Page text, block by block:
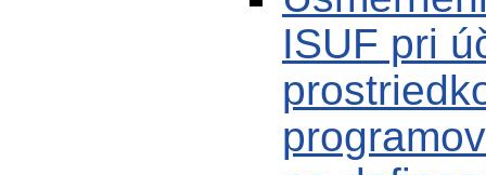
ISUF pri